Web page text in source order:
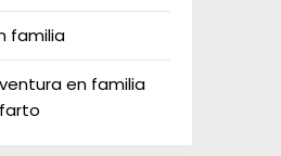
familia
en familia